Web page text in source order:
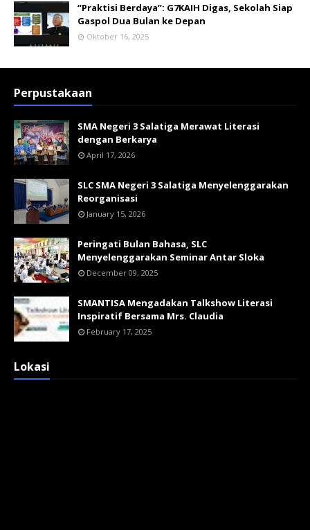
“Praktisi Berdaya”: G7KAIH Digas, Sekolah Siap
Gaspol Dua Bulan ke Depan
Oktober 16, 2025
Perpustakaan
SMA Negeri 3 Salatiga Merawat Literasi
dengan Berkarya
April 17, 2026
SLC SMA Negeri 3 Salatiga Menyelenggarakan
Reorganisasi
January 15, 2026
Peringati Bulan Bahasa, SLC
Menyelenggarakan Seminar Antar Sloka
December 09, 2025
SMANTISA Mengadakan Talkshow Literasi
Inspiratif Bersama Mrs. Claudia
February 17, 2025
Lokasi